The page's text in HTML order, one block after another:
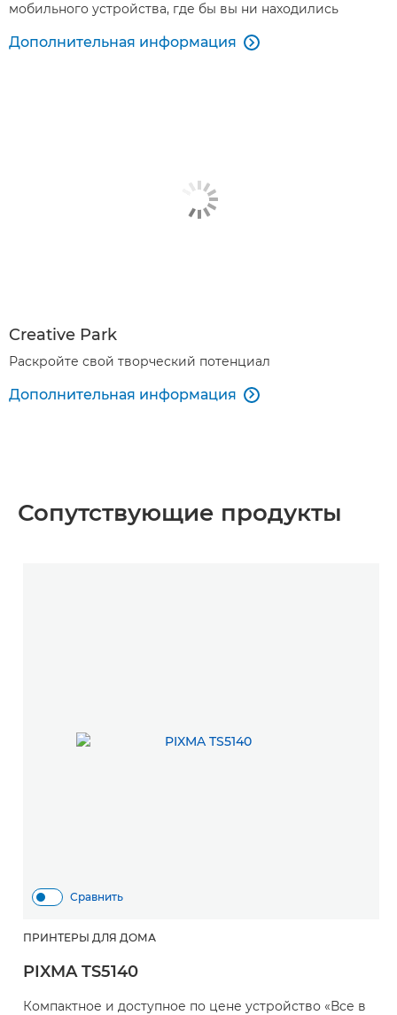
мобильного устройства, где бы вы ни находились
Дополнительная информация 
Creative Park
Раскройте свой творческий потенциал
Дополнительная информация 
Сопутствующие продукты
Сравнить
ПРИНТЕРЫ ДЛЯ ДОМА
PIXMA TS5140
Компактное и доступное по цене устройство «Все в